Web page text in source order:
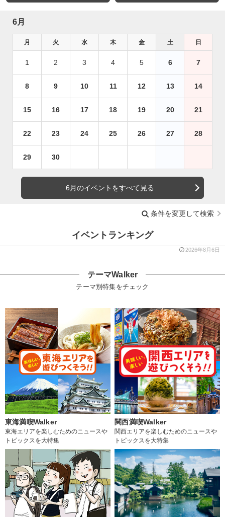
6月
月 火 水 木 金 土 日
1 2 3 4 5 6 7
8 9 10 11 12 13 14
15 16 17 18 19 20 21
22 23 24 25 26 27 28
29 30
6月のイベントをすべて見る
条件を変更して検索
イベントランキング
2026年8月6日
テーマWalker
テーマ別特集をチェック
東海満喫Walker
東海エリアを楽しむためのニュースや
トピックスを大特集
関西満喫Walker
関西エリアを楽しむためのニュースや
トピックスを大特集